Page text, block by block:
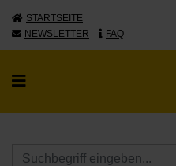
STARTSEITE
NEWSLETTER
FAQ